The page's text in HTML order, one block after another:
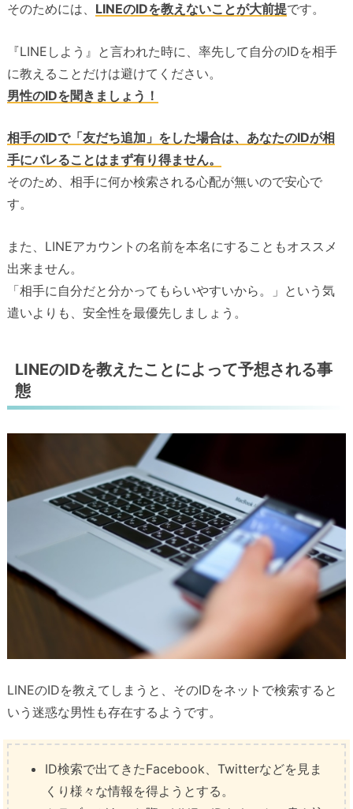
そのためには、 LINEのIDを教えないことが大前提です。
『LINEしよう』と言われた時に、率先して自分のIDを相手
に教えることだけは避けてください。
男性のIDを聞きましょう！
相手のIDで「友だち追加」をした場合は、あなたのIDが相
手にバレることはまず有り得ません。
そのため、相手に何か検索される心配が無いので安心で
す。
また、LINEアカウントの名前を本名にすることもオススメ
出来ません。
「相手に自分だと分かってもらいやすいから。」という気
遣いよりも、安全性を最優先しましょう。
LINEのIDを教えたことによって予想される事
態
LINEのIDを教えてしまうと、そのIDをネットで検索すると
いう迷惑な男性も存在するようです。
ID検索で出てきたFacebook、Twitterなどを見ま
くり様々な情報を得ようとする。